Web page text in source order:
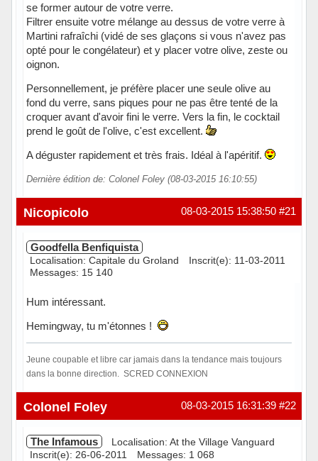
se former autour de votre verre.
Filtrer ensuite votre mélange au dessus de votre verre à
Martini rafraîchi (vidé de ses glaçons si vous n'avez pas
opté pour le congélateur) et y placer votre olive, zeste ou
oignon.
Personnellement, je préfère placer une seule olive au
fond du verre, sans piques pour ne pas être tenté de la
croquer avant d'avoir fini le verre. Vers la fin, le cocktail
prend le goût de l'olive, c'est excellent.
A déguster rapidement et très frais. Idéal à l'apéritif.
Dernière édition de: Colonel Foley (08-03-2015 16:10:55)
Hors ligne #21
08-03-2015 15:38:50
Nicopicolo
Goodfella Benfiquista
Localisation: Capitale du Groland
Inscrit(e): 11-03-2011
Messages: 15 140
Hum intéressant.
Hemingway, tu m'étonnes !
Jeune coupable et libre car jamais dans la tendance mais toujours
dans la bonne direction. SCRED CONNEXION
Hors ligne #22
08-03-2015 16:31:39
Colonel Foley
The Infamous
Localisation: At the Village Vanguard
Inscrit(e): 26-06-2011
Messages: 1 068